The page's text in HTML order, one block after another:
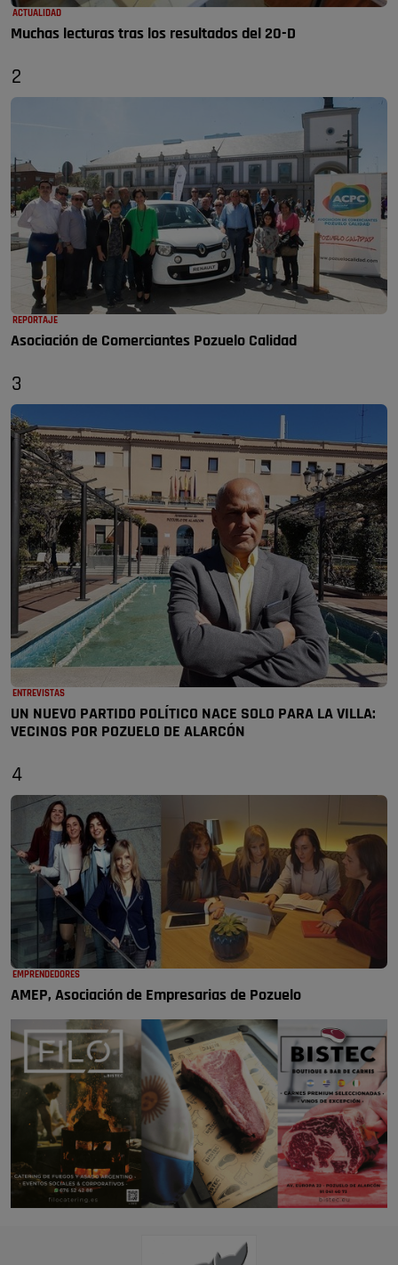
ACTUALIDAD
Muchas lecturas tras los resultados del 20-D
2
REPORTAJE
Asociación de Comerciantes Pozuelo Calidad
3
ENTREVISTAS
UN NUEVO PARTIDO POLÍTICO NACE SOLO PARA LA VILLA:
VECINOS POR POZUELO DE ALARCÓN
4
EMPRENDEDORES
AMEP, Asociación de Empresarias de Pozuelo